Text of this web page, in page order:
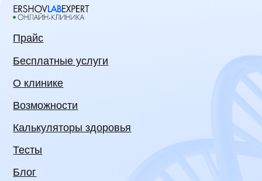
Калькуляторы здоровья
Тесты
Блог
База врачей
Запись к врачам